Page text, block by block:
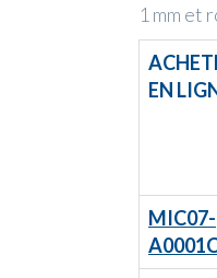
1 mm et
EN
MIC07-